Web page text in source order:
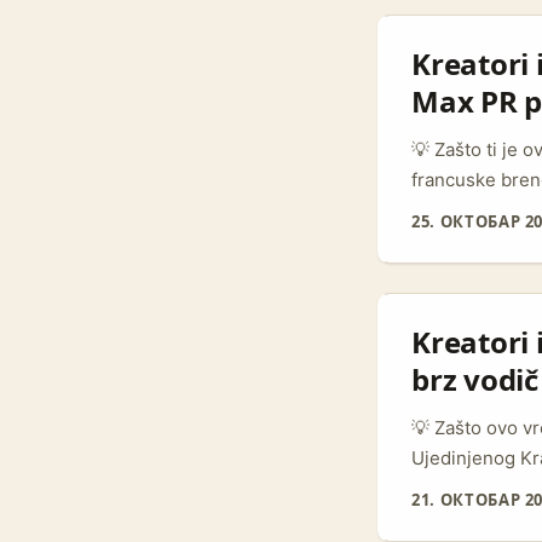
koliko snažan
kreatore da
Kreatori
Max PR
💡 Zašto ti je
francuske
čekaš“. Radi
brendovima
živi u
25. ОКТОБАР
Kreatori
brz vodič
💡 Zašto ovo
Ujedinjenog
plan. Pre
21. ОКТОБАР